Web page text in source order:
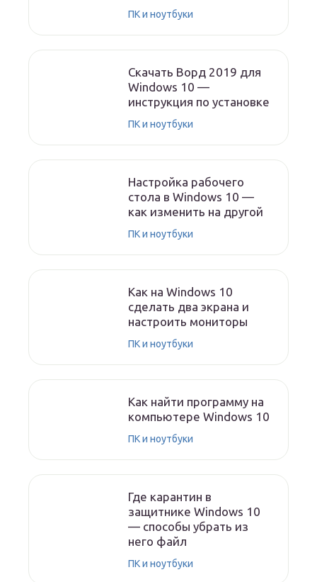
ПК и ноутбуки
Скачать Ворд 2019 для
Windows 10 —
инструкция по установке
ПК и ноутбуки
Настройка рабочего
стола в Windows 10 —
как изменить на другой
ПК и ноутбуки
Как на Windows 10
сделать два экрана и
настроить мониторы
ПК и ноутбуки
Как найти программу на
компьютере Windows 10
ПК и ноутбуки
Где карантин в
защитнике Windows 10
— способы убрать из
него файл
ПК и ноутбуки